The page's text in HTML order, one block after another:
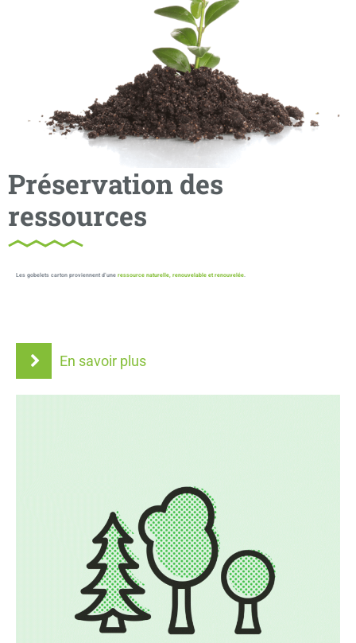
Préservation des
ressources
Les gobelets carton proviennent d’une ressource naturelle, renouvelable et renouvelée.
En savoir plus